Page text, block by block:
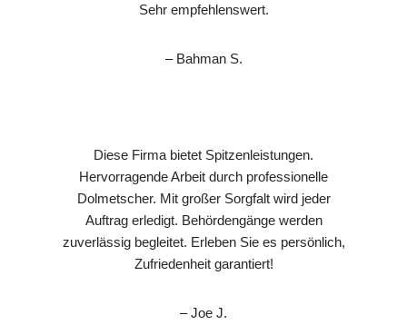
Sehr empfehlenswert.
– Bahman S.
Diese Firma bietet Spitzenleistungen.
Hervorragende Arbeit durch professionelle
Dolmetscher. Mit großer Sorgfalt wird jeder
Auftrag erledigt. Behördengänge werden
zuverlässig begleitet. Erleben Sie es persönlich,
Zufriedenheit garantiert!
– Joe J.